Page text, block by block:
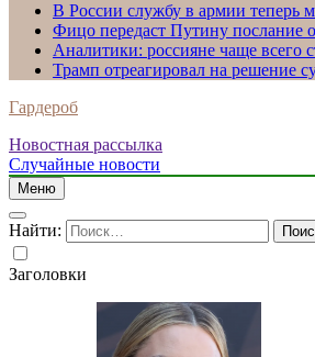
В России службу в армии теперь
Фицо передаст Путину послание
Аналитики: россияне чаще всего
Трамп отреагировал на
Гардероб
Новостная рассылка
Случайные новости
Меню
Найти:
Заголовки